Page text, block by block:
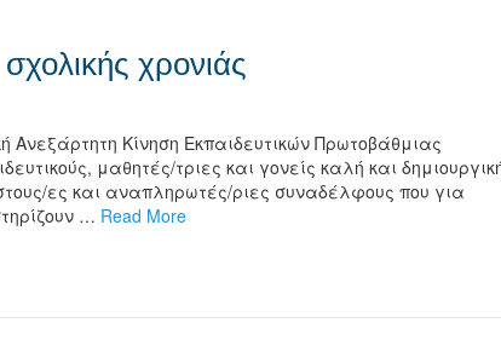
χρονιάς
Κίνηση Εκπαιδευτικών Πρωτοβάθμιας
μαθητές/τριες και γονείς καλή και
ες και αναπληρωτές/ριες συναδέλφους που για
… Read More